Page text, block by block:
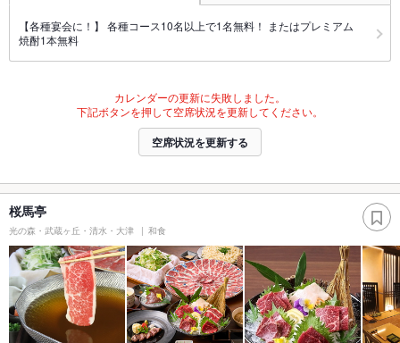
【各種宴会に！】 各種コース10名以上で1名無料！ またはプレミアム
焼酎1本無料
カレンダーの更新に失敗しました。
下記ボタンを押して空席状況を更新してください。
空席状況を更新する
桜馬亭
光の森・武蔵ヶ丘・清水・大津 和食